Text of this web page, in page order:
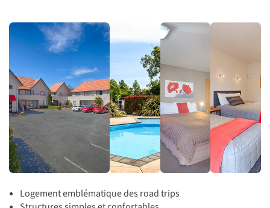
Logement emblématique des road trips